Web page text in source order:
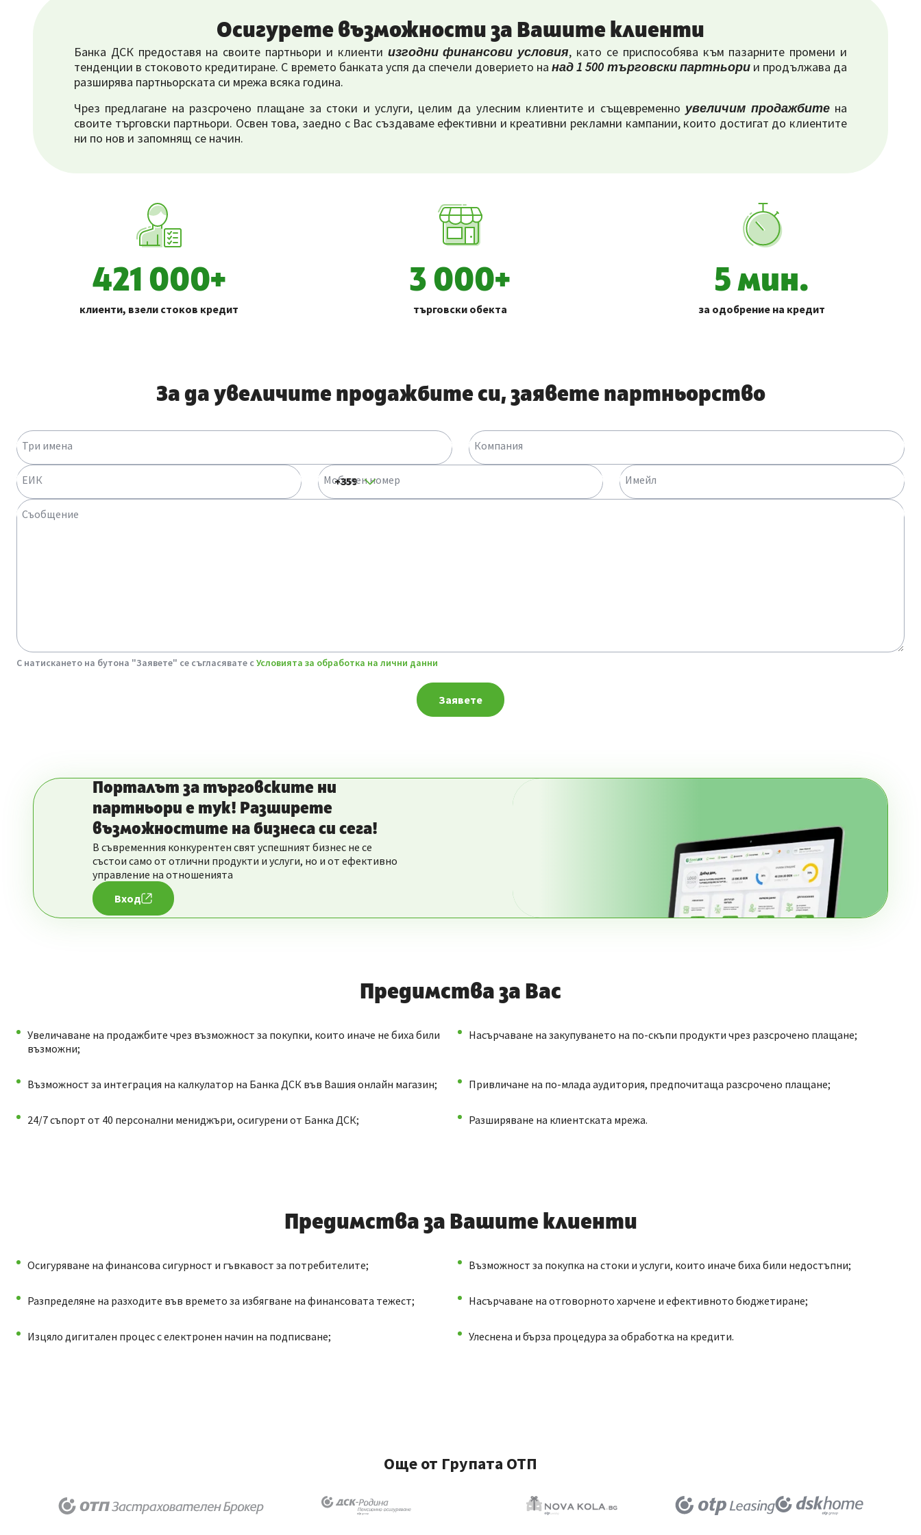
Осигурете възможности за Вашите клиенти
Банка ДСК предоставя на своите партньори и клиенти изгодни финансови условия, като се приспособява към пазарните промени и
тенденции в стоковото кредитиране. С времето банката успя да спечели доверието нанад 1 500 търговски партньории продължава да
разширява партньорската си мрежа всяка година.
Чрез предлагане на разсрочено плащане за стоки и услуги, целим да улесним клиентите и същевременно увеличим продажбитена
своите търговски партньори. Освен това, заедно с Вас създаваме ефективни и креативни рекламни кампании, които достигат до клиентите
ни по нов и запомнящ се начин.
421 000+
клиенти, взели стоков кредит
3 000+
търговски обекта
5 мин.
за одобрение на кредит
За да увеличите продажбите си, заявете партньорство
Три имена Компания
ЕИК Мобилен номер Имейл
Съобщение
GDPR
С натискането на бутона "Заявете" се съгласявате с Условията за обработка на лични данни
Заявете
Порталът за търговските ни
партньори е тук! Разширете
възможностите на бизнеса си сега!
В съвременния конкурентен свят успешният бизнес не се
състои само от отлични продукти и услуги, но и от ефективно
управление на отношенията
Вход
Предимства за Вас
Увеличаване на продажбите чрез възможност за покупки, които иначе не биха били
възможни;
Насърчаване на закупуването на по-скъпи продукти чрез разсрочено плащане;
Възможност за интеграция на калкулатор на Банка ДСК във Вашия онлайн магазин; Привличане на по-млада аудитория, предпочитаща разсрочено плащане;
24/7 съпорт от 40 персонални мениджъри, осигурени от Банка ДСК; Разширяване на клиентската мрежа.
Предимства за Вашите клиенти
Осигуряване на финансова сигурност и гъвкавост за потребителите; Възможност за покупка на стоки и услуги, които иначе биха били недостъпни;
Разпределяне на разходите във времето за избягване на финансовата тежест; Насърчаване на отговорното харчене и ефективното бюджетиране;
Изцяло дигитален процес с електронен начин на подписване; Улеснена и бърза процедура за обработка на кредити.
Още от Групата ОТП